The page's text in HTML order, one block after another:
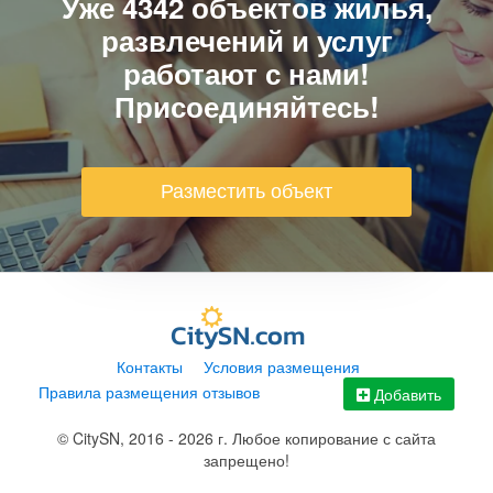
развлечений и услуг
работают с нами!
Присоединяйтесь!
Разместить объект
Контакты
Условия размещения
Правила размещения отзывов
Добавить
© CitySN, 2016 - 2026 г. Любое копирование с сайта
запрещено!